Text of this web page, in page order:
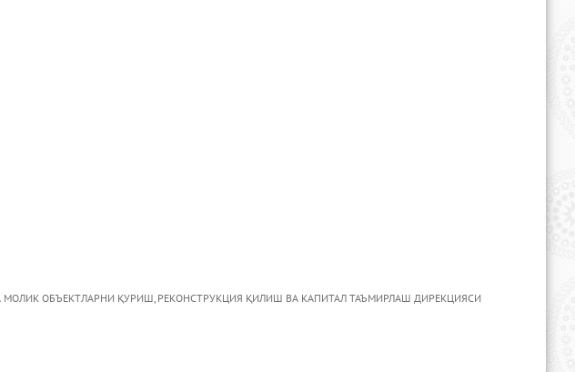
ОБЪЕКТЛАРНИ ҚУРИШ, РЕКОНСТРУКЦИЯ ҚИЛИШ ВА КАПИТАЛ ТАЪМИРЛАШ ДИРЕКЦИЯСИ